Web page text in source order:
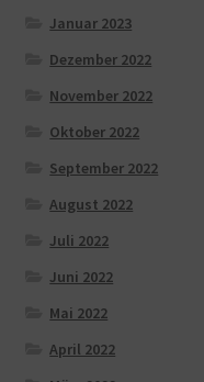
Januar 2023
Dezember 2022
November 2022
Oktober 2022
September 2022
August 2022
Juli 2022
Juni 2022
Mai 2022
April 2022